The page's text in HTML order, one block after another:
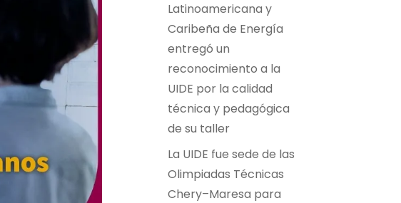
Latinoamericana y
Caribeña de Energía
entregó un
reconocimiento a la
UIDE por la calidad
técnica y pedagógica
de su taller
La UIDE fue sede de las
Olimpiadas Técnicas
Chery–Maresa para